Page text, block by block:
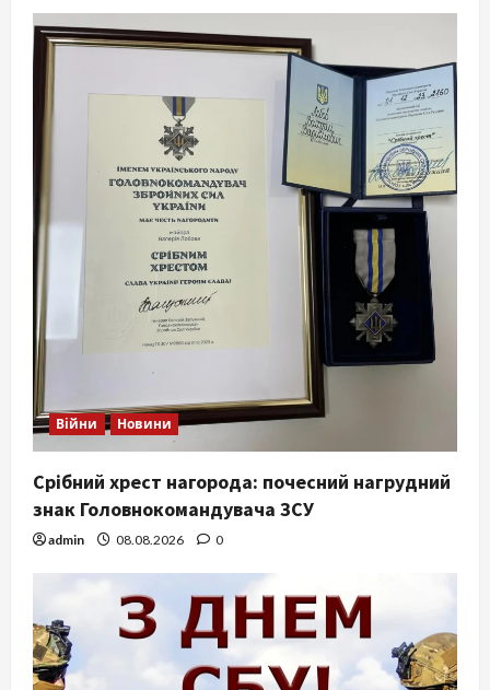
Війни Новини
Срібний хрест нагорода: почесний нагрудний
знак Головнокомандувача ЗСУ
admin 08.08.2026 0